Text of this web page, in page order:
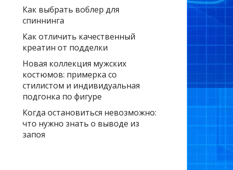
Как выбрать воблер для
спиннинга
Как отличить качественный
креатин от подделки
Новая коллекция мужских
костюмов: примерка со
стилистом и индивидуальная
подгонка по фигуре
Когда остановиться невозможно:
что нужно знать о выводе из
запоя